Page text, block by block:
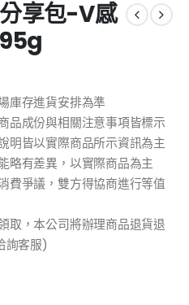
享包-V感
庫存進貨安排為準
品成份與相關注意事項皆標示
明皆以實際商品所示資訊為主
略有差異，以實際商品為主
費爭議，雙方得協商進行等值
取，本公司將辦理商品退貨退
詢客服)